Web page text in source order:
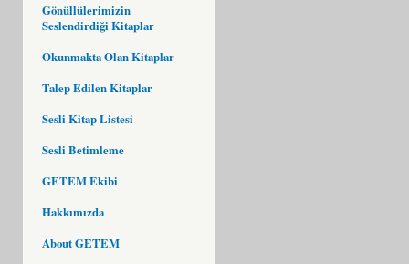
Gönüllülerimizin
Seslendirdiği Kitaplar
Okunmakta Olan Kitaplar
Talep Edilen Kitaplar
Sesli Kitap Listesi
Sesli Betimleme
GETEM Ekibi
Hakkımızda
About GETEM